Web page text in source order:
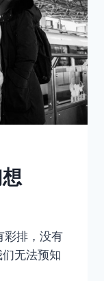
彩排，没有
无法预知